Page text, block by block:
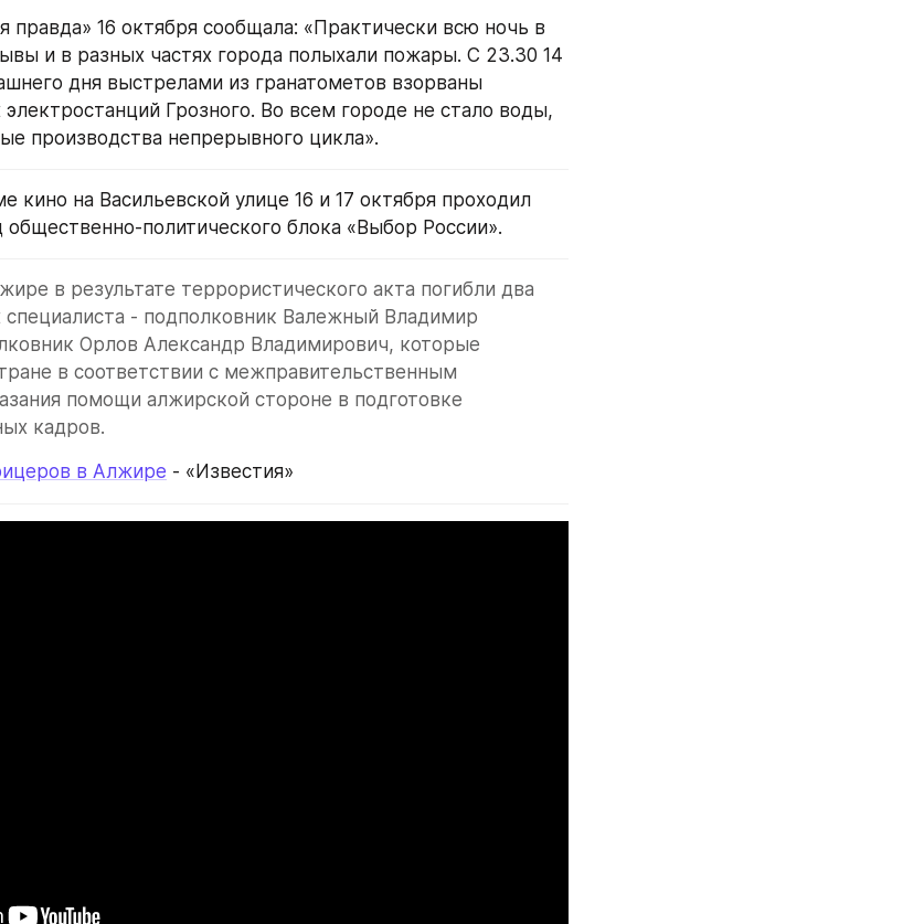
правда» 16 октября сообщала: «Практически всю ночь в
и в разных частях города полыхали пожары. С 23.30 14
дня выстрелами из гранатометов взорваны
Грозного. Во всем городе не стало воды,
производства непрерывного цикла».
кино на Васильевской улице 16 и 17 октября проходил
политического блока «Выбор России».
в результате террористического акта погибли два
специалиста - подполковник Валежный Владимир
Орлов Александр Владимирович, которые
в соответствии с межправительственным
помощи алжирской стороне в подготовке
кадров.
в Алжире - «Известия»